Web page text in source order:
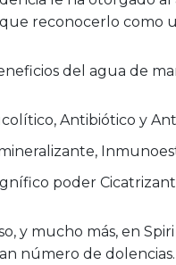
reconocerlo como
del agua de
Antibiótico y
poder
y mucho más, en
número de dolencias.